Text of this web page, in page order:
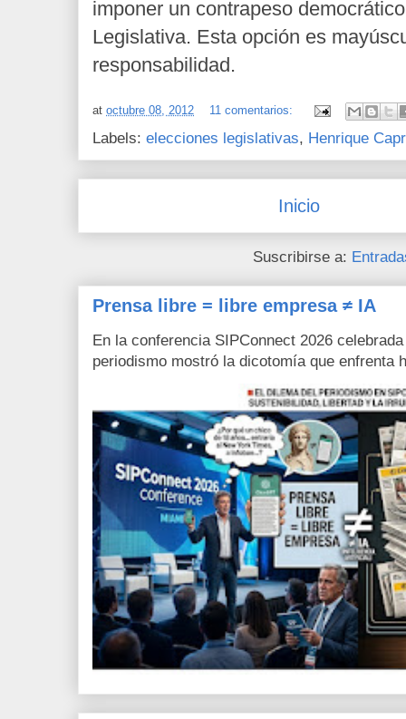
imponer un contrapeso
Legislativa. Esta opción es
responsabilidad.
at octubre 08, 2012 11 comentarios:
Labels: elecciones legislativas, Henrique
Inicio
Suscribirse a:
Prensa libre = libre empresa ≠ IA
En la conferencia SIPConnect 2026
periodismo mostró la dicotomía que enfrenta